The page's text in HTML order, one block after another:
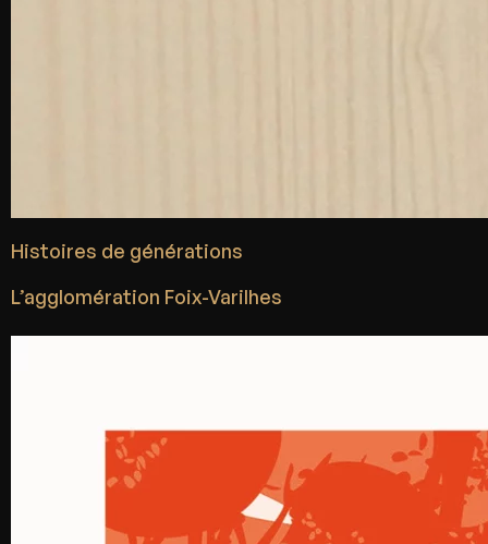
Histoires de générations
L’agglomération Foix-Varilhes